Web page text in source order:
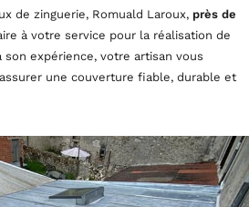
de zinguerie, Romuald Laroux, près de
à votre service pour la réalisation de
expérience, votre artisan vous
une couverture fiable, durable et